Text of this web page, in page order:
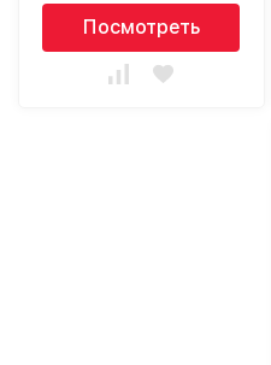
Посмотреть